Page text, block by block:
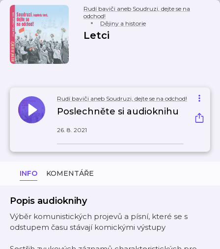
Rudí baviči aneb Soudruzi, dejte se na
odchod!
Dějiny a historie
Letci
Rudí baviči aneb Soudruzi, dejte se na odchod!
Poslechněte si audioknihu
26. 8. 2021
INFO KOMENTÁŘE
Popis audioknihy
Výběr komunistických projevů a písní, které se s
odstupem času stávají komickými výstupy